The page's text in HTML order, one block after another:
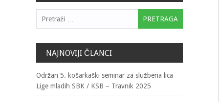
NAJNOVIJI ČLANCI
Održan 5. košarkaški seminar za službena lica
Lige mladih SBK / KSB – Travnik 2025